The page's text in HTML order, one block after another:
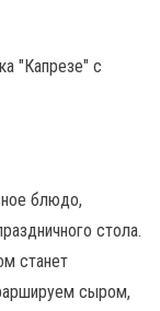
блюдо,
стола.
станет
сыром,